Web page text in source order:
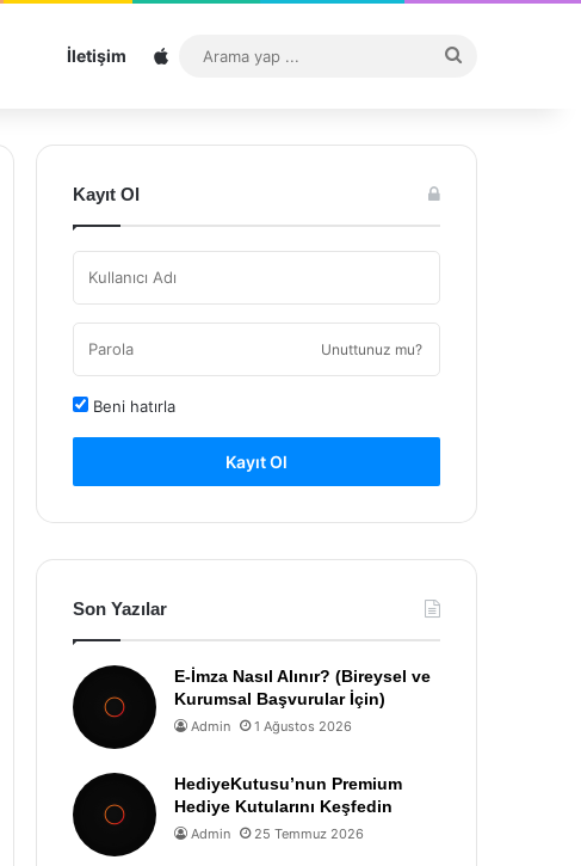
İletişim Sitemap
...
Kayıt Ol
Unuttunuz mu?
Beni hatırla
Kayıt Ol
Son Yazılar
E-İmza Nasıl Alınır? (Bireysel ve
Kurumsal Başvurular İçin)
Admin 1 Ağustos 2026
HediyeKutusu’nun Premium
Hediye Kutularını Keşfedin
Admin 25 Temmuz 2026